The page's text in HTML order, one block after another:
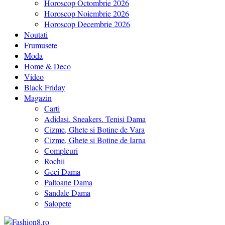
Horoscop Octombrie 2026
Horoscop Noiembrie 2026
Horoscop Decembrie 2026
Noutati
Frumusete
Moda
Home & Deco
Video
Black Friday
Magazin
Carti
Adidasi. Sneakers. Tenisi Dama
Cizme, Ghete si Botine de Vara
Cizme, Ghete si Botine de Iarna
Compleuri
Rochii
Geci Dama
Paltoane Dama
Sandale Dama
Salopete